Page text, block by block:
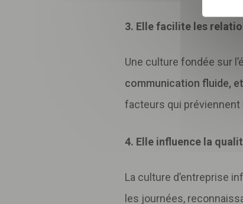
3. Elle facilite les
Une culture fondée sur
communication fluide,
facteurs qui préviennent
4. Elle influence la
La culture d’entreprise
les journées,